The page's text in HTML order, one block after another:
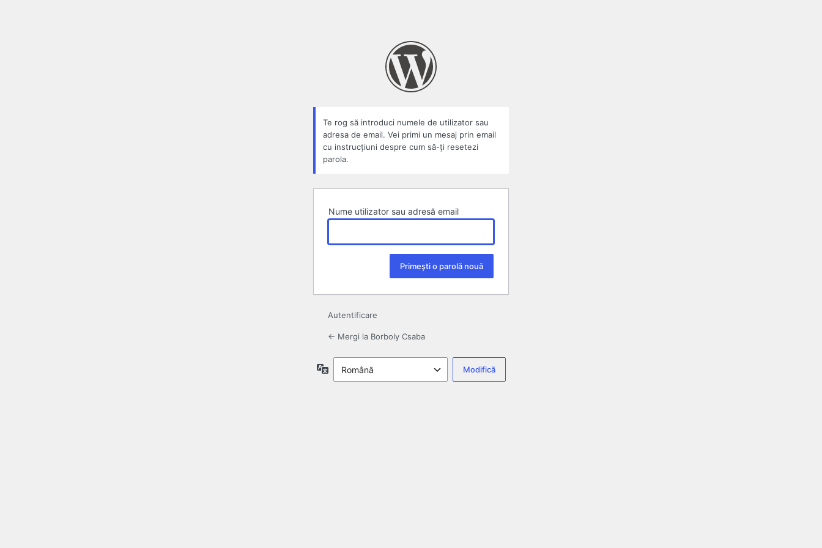
Te rog să introduci numele de utilizator sau
adresa de email. Vei primi un mesaj prin email
cu instrucțiuni despre cum să-ți resetezi
parola.
Nume utilizator sau adresă email
Autentificare
← Mergi la Borboly Csaba
Limbă